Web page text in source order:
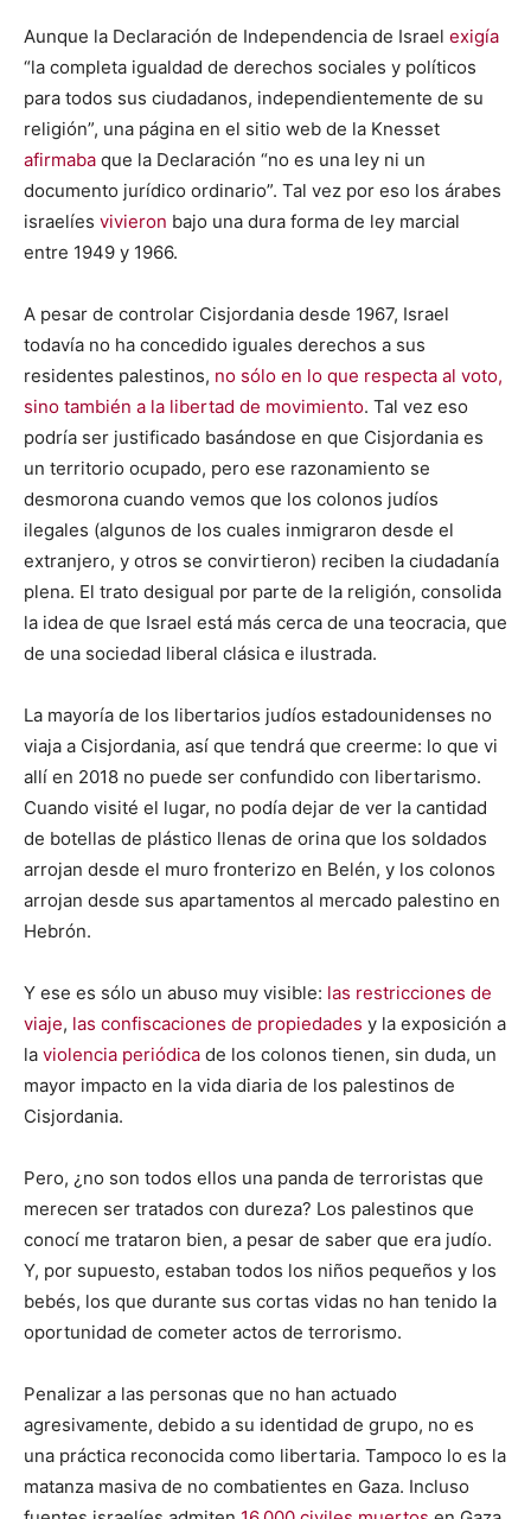
Aunque la Declaración de Independencia de Israel exigía
“la completa igualdad de derechos sociales y políticos
para todos sus ciudadanos, independientemente de su
religión”, una página en el sitio web de la Knesset
afirmaba que la Declaración “no es una ley ni un
documento jurídico ordinario”. Tal vez por eso los árabes
israelíes vivieron bajo una dura forma de ley marcial
entre 1949 y 1966.
A pesar de controlar Cisjordania desde 1967, Israel
todavía no ha concedido iguales derechos a sus
residentes palestinos, no sólo en lo que respecta al voto,
sino también a la libertad de movimiento. Tal vez eso
podría ser justificado basándose en que Cisjordania es
un territorio ocupado, pero ese razonamiento se
desmorona cuando vemos que los colonos judíos
ilegales (algunos de los cuales inmigraron desde el
extranjero, y otros se convirtieron) reciben la ciudadanía
plena. El trato desigual por parte de la religión, consolida
la idea de que Israel está más cerca de una teocracia, que
de una sociedad liberal clásica e ilustrada.
La mayoría de los libertarios judíos estadounidenses no
viaja a Cisjordania, así que tendrá que creerme: lo que vi
allí en 2018 no puede ser confundido con libertarismo.
Cuando visité el lugar, no podía dejar de ver la cantidad
de botellas de plástico llenas de orina que los soldados
arrojan desde el muro fronterizo en Belén, y los colonos
arrojan desde sus apartamentos al mercado palestino en
Hebrón.
Y ese es sólo un abuso muy visible: las restricciones de
viaje, las confiscaciones de propiedades y la exposición a
la violencia periódica de los colonos tienen, sin duda, un
mayor impacto en la vida diaria de los palestinos de
Cisjordania.
Pero, ¿no son todos ellos una panda de terroristas que
merecen ser tratados con dureza? Los palestinos que
conocí me trataron bien, a pesar de saber que era judío.
Y, por supuesto, estaban todos los niños pequeños y los
bebés, los que durante sus cortas vidas no han tenido la
oportunidad de cometer actos de terrorismo.
Penalizar a las personas que no han actuado
agresivamente, debido a su identidad de grupo, no es
una práctica reconocida como libertaria. Tampoco lo es la
matanza masiva de no combatientes en Gaza. Incluso